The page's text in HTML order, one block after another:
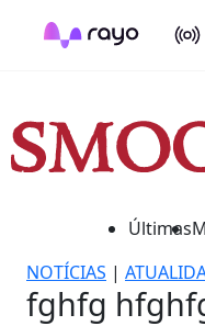
On
Últimas
NOTÍCIAS |
fghfg